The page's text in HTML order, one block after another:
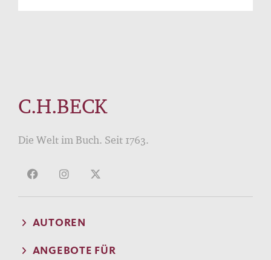
C.H.BECK
Die Welt im Buch. Seit 1763.
AUTOREN
ANGEBOTE FÜR